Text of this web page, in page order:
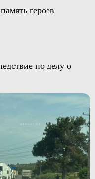
героев
по делу о